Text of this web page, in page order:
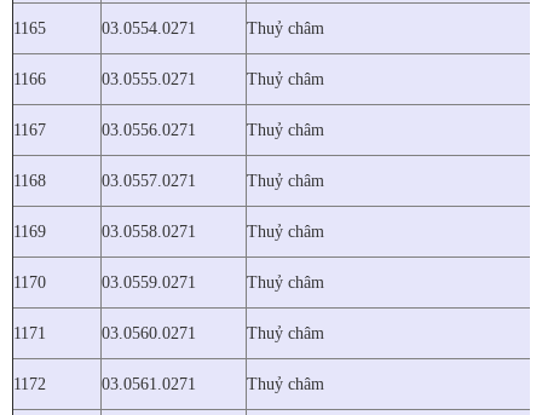
1165 03.0554.0271 Thuỷ châm
1166 03.0555.0271 Thuỷ châm
1167 03.0556.0271 Thuỷ châm
1168 03.0557.0271 Thuỷ châm
1169 03.0558.0271 Thuỷ châm
1170 03.0559.0271 Thuỷ châm
1171 03.0560.0271 Thuỷ châm
1172 03.0561.0271 Thuỷ châm